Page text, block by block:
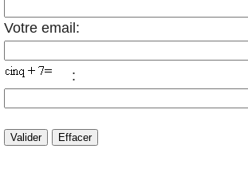
Votre email:
: